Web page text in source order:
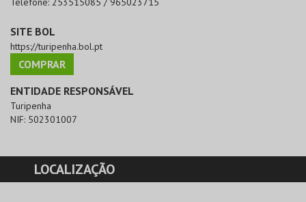
SITE BOL
https://turipenha.bol.pt
COMPRAR
ENTIDADE RESPONSÁVEL
Turipenha
NIF: 502301007
LOCALIZAÇÃO